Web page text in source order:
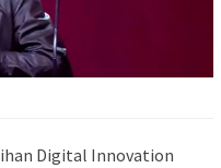
Digital Innovation